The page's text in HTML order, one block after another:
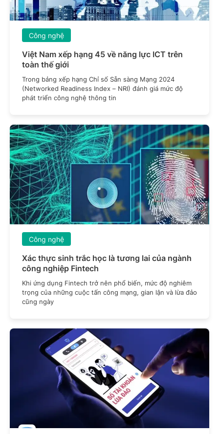
Việt Nam xếp hạng 45 về năng lực ICT trên
toàn thế giới
Công nghệ
Trong bảng xếp hạng Chỉ số Sẵn sàng Mạng 2024
(Networked Readiness Index – NRI) đánh giá mức độ
phát triển công nghệ thông tin
Xác thực sinh trắc học là tương lai của ngành
công nghiệp Fintech
Công nghệ
Khi ứng dụng Fintech trở nên phổ biến, mức độ nghiêm
trọng của những cuộc tấn công mạng, gian lận và lừa đảo
cũng ngày